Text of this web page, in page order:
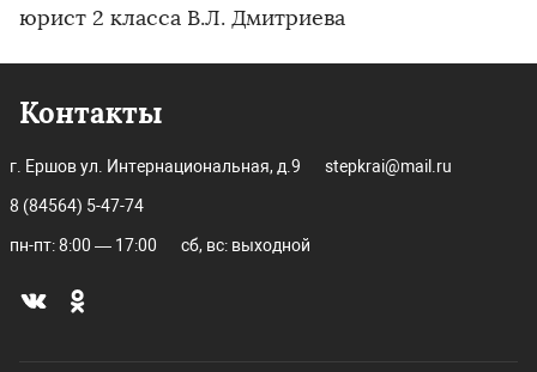
юрист 2 класса В.Л. Дмитриева
Контакты
г. Ершов ул. Интернациональная, д.9 stepkrai@mail.ru
8 (84564) 5-47-74
пн-пт: 8:00 — 17:00 сб, вс: выходной